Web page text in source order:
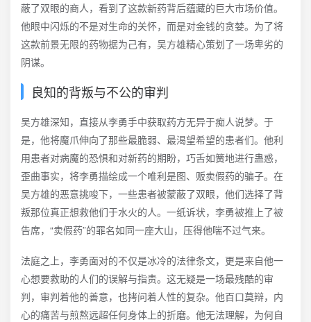
蔽了双眼的商人，看到了这款新药背后蕴藏的巨大市场价值。
他眼中闪烁的不是对生命的关怀，而是对金钱的贪婪。为了将
这款前景无限的药物据为己有，吴方雄精心策划了一场卑劣的
阴谋。
良知的背叛与不公的审判
吴方雄深知，直接从李勇手中获取药方无异于痴人说梦。于
是，他将魔爪伸向了那些最脆弱、最渴望希望的患者们。他利
用患者对病魔的恐惧和对新药的期盼，巧舌如簧地进行蛊惑，
歪曲事实，将李勇描绘成一个唯利是图、贩卖假药的骗子。在
吴方雄的恶意挑唆下，一些患者被蒙蔽了双眼，他们选择了背
叛那位真正想救他们于水火的人。一纸诉状，李勇被推上了被
告席，“卖假药”的罪名如同一座大山，压得他喘不过气来。
法庭之上，李勇面对的不仅是冰冷的法律条文，更是来自他一
心想要救助的人们的误解与指责。这无疑是一场最残酷的审
判，审判着他的善意，也拷问着人性的复杂。他百口莫辩，内
心的痛苦与煎熬远超任何身体上的折磨。他无法理解，为何自